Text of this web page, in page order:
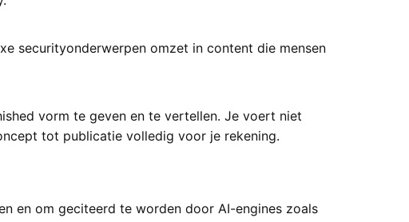
securityonderwerpen omzet in content die mensen
vorm te geven en te vertellen. Je voert niet
tot publicatie volledig voor je rekening.
en om geciteerd te worden door AI-engines zoals